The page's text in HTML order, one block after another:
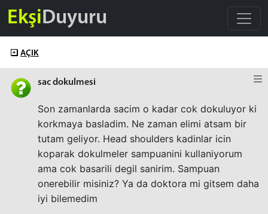
EkşiDuyuru
AÇIK
sac dokulmesi
Son zamanlarda sacim o kadar cok dokuluyor ki
korkmaya basladim. Ne zaman elimi atsam bir
tutam geliyor. Head shoulders kadinlar icin
koparak dokulmeler sampuanini kullaniyorum
ama cok basarili degil sanirim. Sampuan
onerebilir misiniz? Ya da doktora mi gitsem daha
iyi bilemedim